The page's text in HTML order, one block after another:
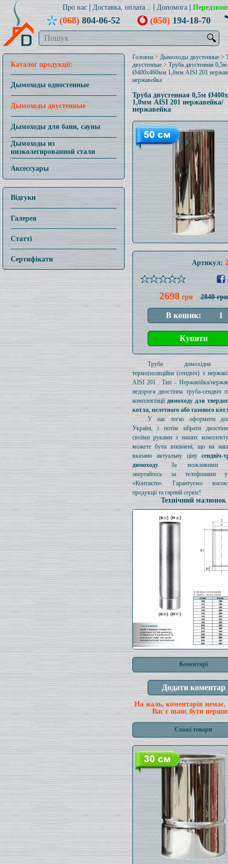
Про нас Доставка, оплата... Допомога
(068)804-06-52 (050)194-18-70
🔍
Каталог продукції:
Дымоходы одностенные
Дымоходы двустенные
Дымоходы для бани, сауны
Дымоходы из
низколегированной стали
Аксессуары
Відгуки
Галерея
Статті
Сертифікати
Головна > Дымоходы двустенные >
двустенные>Труба двустенная 0,5м
Ø400x460мм 1,0мм AISI 201
нержавейка
Труба двустенная 0,5м
1,0мм AISI 201 нержавейка/
нержавейка
Артикул:
2698грн 2840 грн
Труба димохідна
термоізоляційна (сендвіч) з
AISI 201 . Тип – Нержавійка/
недорога двостінна труба-сендвіч
комплектаціїдимоходу для
котла, пелетного або газового
У нас легко оформити
Україні, і потім зібрати
своїми руками з наших
можете бути впевнені, що на
вказано актуальну ціну
димоходу. За можливими
звертайтесь за телефонами
«Контакти». Гарантуємо
продукції та гарний сервіс!
Технічний малюнок
Коментарі
На жаль, коментарів немає,
Вас є шанс бути
Схожі товари